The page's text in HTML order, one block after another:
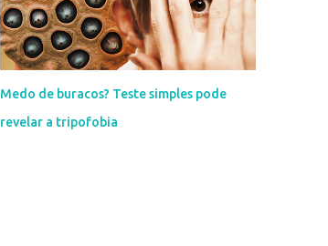
Medo de buracos? Teste simples pode
revelar a tripofobia